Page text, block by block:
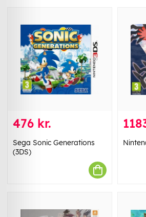
476 kr.
Sega Sonic Generations
(3DS)